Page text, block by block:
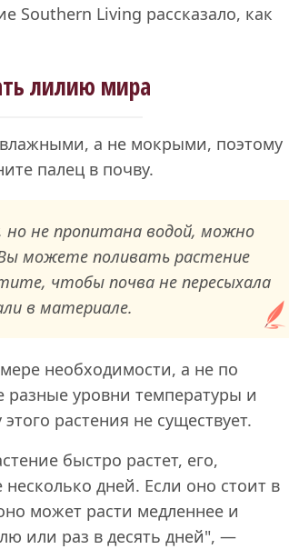
Southern Living рассказало, как
лилию мира
а не мокрыми, поэтому
палец в почву.
но не пропитана водой, можно
можете поливать растение
чтобы почва не пересыхала
в материале.
необходимости, а не по
разные уровни температуры и
растения не существует.
быстро растет, его,
дней. Если оно стоит в
может расти медленнее и
или раз в десять дней", —